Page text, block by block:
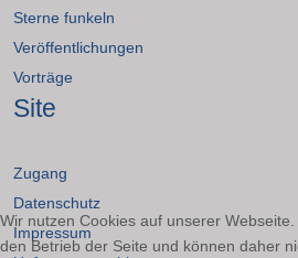
Sterne funkeln
Veröffentlichungen
Vorträge
Site
Zugang
Datenschutz
Impressum
Wir nutzen Cookies auf unserer
den Betrieb der Seite und können daher